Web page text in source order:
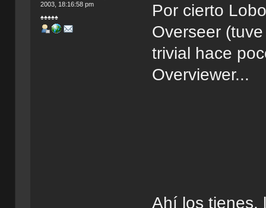
2003, 18:16:58 pm
♠♠♠♠♠
Por cierto
Overseer
trivial hace
Overviewer...
Ahí los tienes,